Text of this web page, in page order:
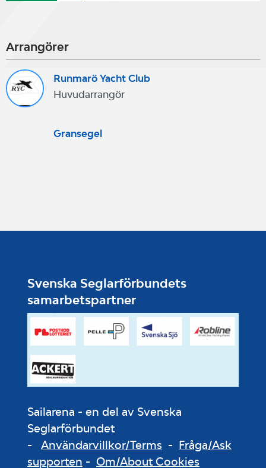
Arrangörer
Runmarö Yacht Club
Huvudarrangör
Gransegel
Svenska Seglarförbundets
samarbetspartner
Sailarena - en del av Svenska
Seglarförbundet
- Användarvillkor/Terms - Fråga/Ask
supporten - Om/About Cookies